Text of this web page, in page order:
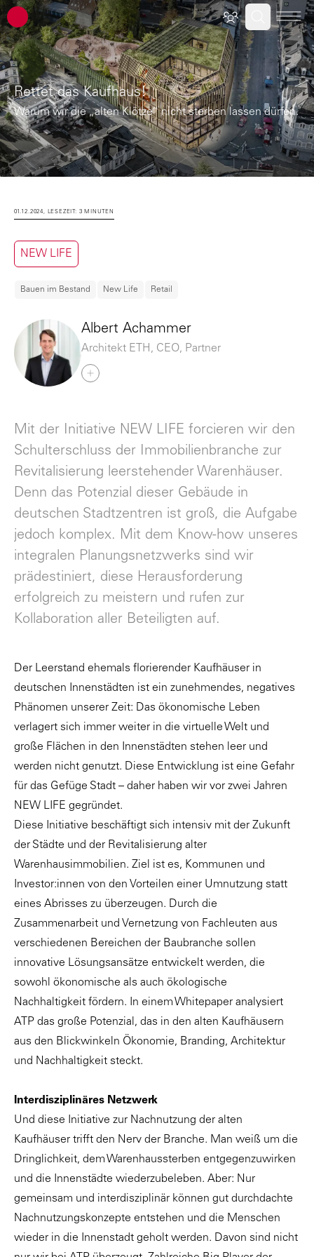
ATP Architekten Ingenieure
Rettet das Kaufhaus!
Warum wir die „alten Klötze“ nicht sterben lassen dürfen.
01.12.2024, LESEZEIT: 3 MINUTEN
NEW LIFE
Bauen im Bestand New Life Retail
Albert Achammer
Architekt ETH, CEO, Partner
Mit der Initiative NEW LIFE forcieren wir den
Schulterschluss der Immobilienbranche zur
Revitalisierung leerstehender Warenhäuser.
Denn das Potenzial dieser Gebäude in
deutschen Stadtzentren ist groß, die Aufgabe
jedoch komplex. Mit dem Know-how unseres
integralen Planungsnetzwerks sind wir
prädestiniert, diese Herausforderung
erfolgreich zu meistern und rufen zur
Kollaboration aller Beteiligten auf.
Der Leerstand ehemals florierender Kaufhäuser in
deutschen Innenstädten ist ein zunehmendes, negatives
Phänomen unserer Zeit: Das ökonomische Leben
verlagert sich immer weiter in die virtuelle Welt und
große Flächen in den Innenstädten stehen leer und
werden nicht genutzt. Diese Entwicklung ist eine Gefahr
für das Gefüge Stadt – daher haben wir vor zwei Jahren
NEW LIFE gegründet.
Diese Initiative beschäftigt sich intensiv mit der Zukunft
der Städte und der Revitalisierung alter
Warenhausimmobilien. Ziel ist es, Kommunen und
Investor:innen von den Vorteilen einer Umnutzung statt
eines Abrisses zu überzeugen. Durch die
Zusammenarbeit und Vernetzung von Fachleuten aus
verschiedenen Bereichen der Baubranche sollen
innovative Lösungsansätze entwickelt werden, die
sowohl ökonomische als auch ökologische
Nachhaltigkeit fördern. In einem Whitepaper analysiert
ATP das große Potenzial, das in den alten Kaufhäusern
aus den Blickwinkeln Ökonomie, Branding, Architektur
und Nachhaltigkeit steckt.
Interdisziplinäres Netzwerk
Und diese Initiative zur Nachnutzung der alten
Kaufhäuser trifft den Nerv der Branche. Man weiß um die
Dringlichkeit, dem Warenhaussterben entgegenzuwirken
und die Innenstädte wiederzubeleben. Aber: Nur
gemeinsam und interdisziplinär können gut durchdachte
Nachnutzungskonzepte entstehen und die Menschen
wieder in die Innenstadt geholt werden. Davon sind nicht